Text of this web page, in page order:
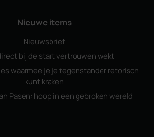
Nieuwe items
Nieuwsbrief
bij de start vertrouwen wekt
waarmee je je tegenstander retorisch
kunt kraken
Pasen: hoop in een gebroken wereld